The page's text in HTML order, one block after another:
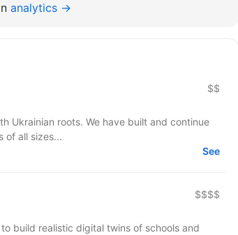
analytics →
$$
Ukrainian roots. We have built and continue
of all sizes...
See
$$$$
build realistic digital twins of schools and